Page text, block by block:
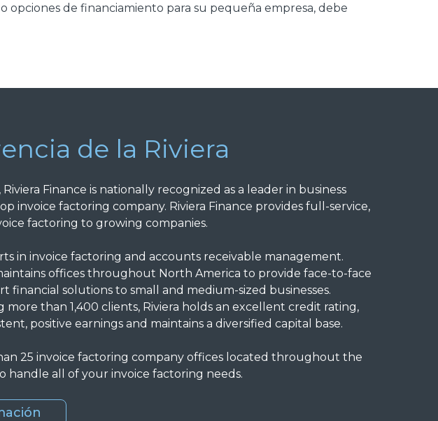
opciones de financiamiento para su pequeña empresa, debe
de la Riviera
Riviera Finance is nationally recognized as a leader in business
invoice factoring company. Riviera Finance provides full-service,
factoring to growing companies.
in invoice factoring and accounts receivable management.
offices throughout North America to provide face-to-face
financial solutions to small and medium-sized businesses.
more than 1,400 clients, Riviera holds an excellent credit rating,
positive earnings and maintains a diversified capital base.
25 invoice factoring company offices located throughout the
handle all of your invoice factoring needs.